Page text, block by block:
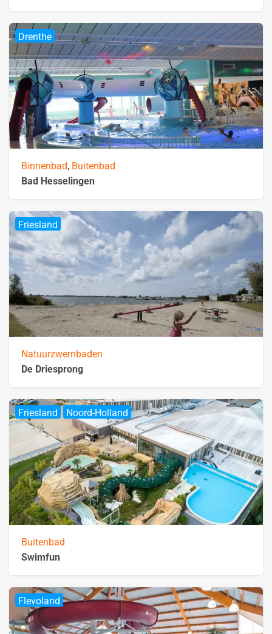
Drenthe
Binnenbad, Buitenbad
Bad Hesselingen
Friesland
Natuurzwembaden
De Driesprong
Friesland Noord-Holland
Buitenbad
Swimfun
Flevoland